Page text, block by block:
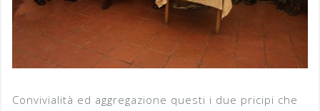
Convivialità ed aggregazione questi i due pricipi che